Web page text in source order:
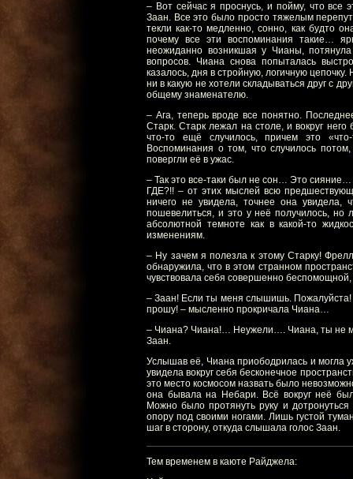
– Вот сейчас я проснусь, и пойму, что все
Заан. Все это было просто тяжелым
текли как-то медленно, сонно, как будто
почему все эти воспоминания такие…
неожиданно возникшая у Чианы,
вопросов. Чиана снова попыталась
казалось, дня в стройную, логичную
ни в какую не хотели складываться друг с
общему знаменателю.
– Ага, теперь вроде все понятно.
Старк. Старк лежал на столе, и вокруг
что-то ещё случилось, причем это
Воспоминания о том, что случилось
повергли её в ужас.
– Так это все-таки был не сон… Это
ГДЕ?!! – от этих мыслей всю
ничего не увидела, точнее она увидела,
пошевелиться, и это у неё получилось, но
абсолютной темноте как в какой-то
изменениям.
– Ну зачем я полезла к этому Старку!
обнаружила, что в этом странном
чувствовала себя совершенно
– Заан! Если ты меня слышишь.
прошу! – мысленно прокричала Чиана…
– Чиана? Чиана!… Неужели…. Чиана, ты не
Заан.
Услышав её, Чиана приободрилась и могла
увидела вокруг себя бесконечное
это место космосом назвать было
она бывала на Небари. Всё вокруг неё
Можно было протянуть руку и
опору под своими ногами. Лишь густой
шаг в сторону, откуда слышала голос Заан.
Тем временем в каюте Райджела: